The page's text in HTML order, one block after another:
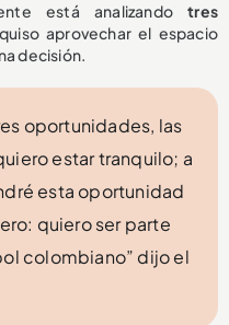
está analizandotres
aprovechar el espacio
decisión.
oportunidades, las
estar tranquilo; a
esta oportunidad
quiero ser parte
colombiano” dijo el